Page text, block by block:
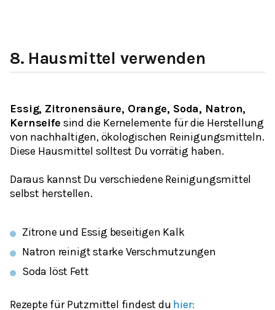
8. Hausmittel verwenden
Essig, Zitronensäure, Orange, Soda, Natron,
Kernseife sind die Kernelemente für die Herstellung
von nachhaltigen, ökologischen Reinigungsmitteln.
Diese Hausmittel solltest Du vorrätig haben.
Daraus kannst Du verschiedene Reinigungsmittel
selbst herstellen.
Zitrone und Essig beseitigen Kalk
Natron reinigt starke Verschmutzungen
Soda löst Fett
Rezepte für Putzmittel findest du hier: